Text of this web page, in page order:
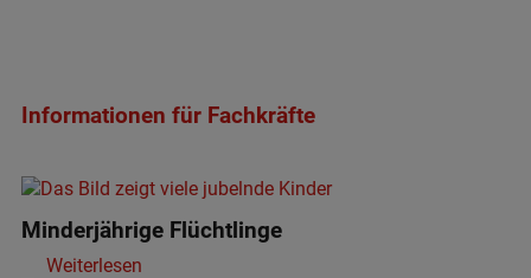
Informationen für Fachkräfte
Minderjährige Flüchtlinge
Weiterlesen